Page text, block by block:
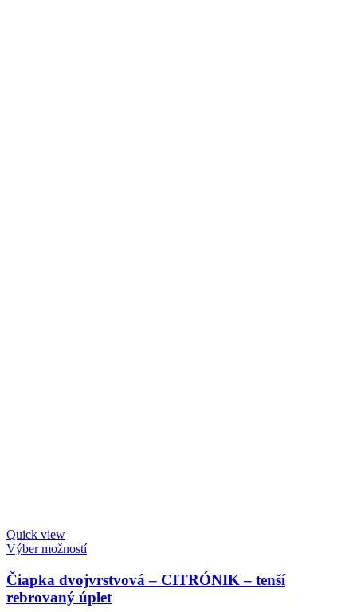
Quick view
Výber možností
Čiapka dvojvrstvová – CITRÓNIK – tenší
rebrovaný úplet